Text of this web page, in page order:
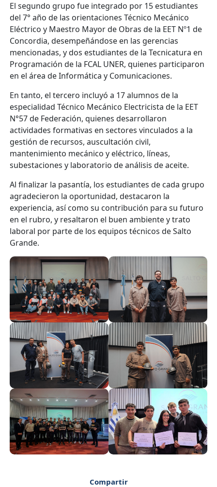
El segundo grupo fue integrado por 15 estudiantes
del 7° año de las orientaciones Técnico Mecánico
Eléctrico y Maestro Mayor de Obras de la EET Nº1 de
Concordia, desempeñándose en las gerencias
mencionadas, y dos estudiantes de la Tecnicatura en
Programación de la FCAL UNER, quienes participaron
en el área de Informática y Comunicaciones.
En tanto, el tercero incluyó a 17 alumnos de la
especialidad Técnico Mecánico Electricista de la EET
N°57 de Federación, quienes desarrollaron
actividades formativas en sectores vinculados a la
gestión de recursos, auscultación civil,
mantenimiento mecánico y eléctrico, líneas,
subestaciones y laboratorio de análisis de aceite.
Al finalizar la pasantía, los estudiantes de cada grupo
agradecieron la oportunidad, destacaron la
experiencia, así como su contribución para su futuro
en el rubro, y resaltaron el buen ambiente y trato
laboral por parte de los equipos técnicos de Salto
Grande.
Compartir